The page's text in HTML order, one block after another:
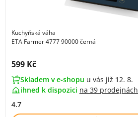
Kuchyňská váha
ETA Farmer 4777 90000 černá
Cena s DPH:
599 Kč
Skladem v e-shopu u vás již 12. 8.
ihned k dispozici na 39 prodejnách
4.7